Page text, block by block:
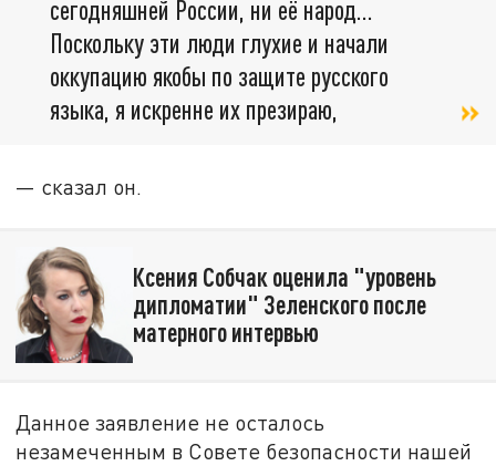
сегодняшней России, ни её народ…
Поскольку эти люди глухие и начали
оккупацию якобы по защите русского
языка, я искренне их презираю,
— сказал он.
Ксения Собчак оценила "уровень
дипломатии" Зеленского после
матерного интервью
Данное заявление не осталось
незамеченным в Совете безопасности нашей